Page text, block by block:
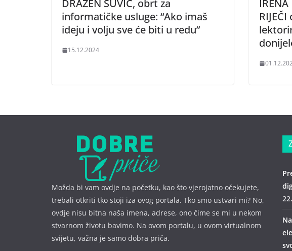
DRAŽEN SUVIĆ, obrt za
informatičke usluge: “Ako imaš
ideju i volju sve će biti u redu”
15.12.2024
IRENA
Možda bi vam ovdje na početku, kao što vjerojatno očekujete,
trebali otkriti tko stoji iza ovog portala. Tko smo ustvari mi? No,
ovdje nisu bitna naša imena, adrese, ono čime se mi u nekom
stvarnom životu bavimo. Na ovom portalu, u ovom virtualnom
svijetu, važna je samo dobra priča.